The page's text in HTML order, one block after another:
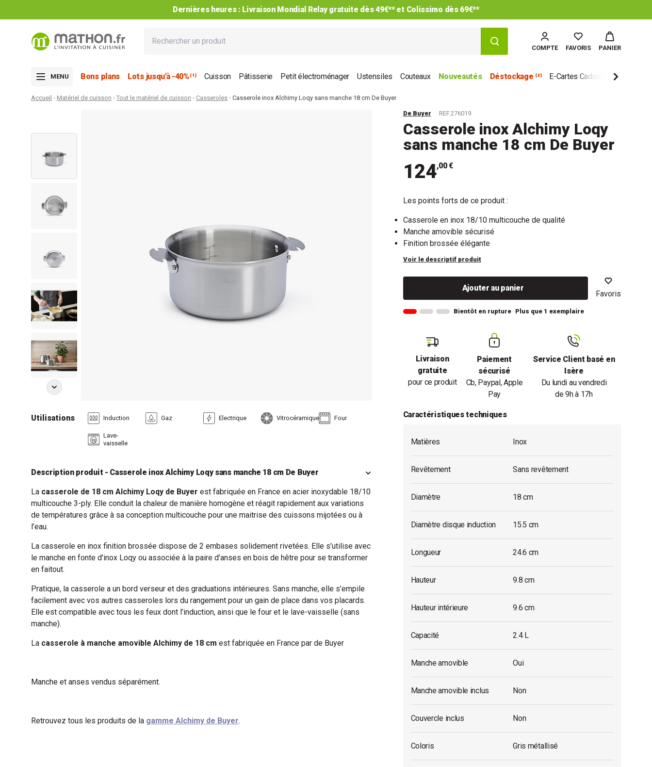
Dernières heures : Livraison Mondial Relay gratuite dès 49€** et Colissimo dès 69€**
COMPTE FAVORIS PANIER
MENU Bons plans Lots jusqu'à -40%⁽¹⁾ Cuisson Pâtisserie Petit électroménager Ustensiles Couteaux Nouveautés Déstockage ⁽²⁾ E-Cartes Cadeau Marques
Accueil Matériel de cuisson Tout le matériel de cuisson Casseroles Casserole inox Alchimy Loqy sans manche 18 cm De Buyer
De Buyer REF.276019
Casserole inox Alchimy Loqy
sans manche 18 cm De Buyer
124,00 €
Les points forts de ce produit :
Casserole en inox 18/10 multicouche de qualité
Manche amovible sécurisé
Finition brossée élégante
Voir le descriptif produit
Ajouter au panier
Favoris
Bientôt en rupture Plus que 1 exemplaire
Livraison
gratuite
pour ce produit
Paiement
sécurisé
Cb, Paypal, Apple
Pay
Service Client basé en
Isère
Du lundi au vendredi
de 9h à 17h
Caractéristiques techniques
Matières Inox
Revêtement Sans revêtement
Diamètre 18 cm
Diamètre disque induction 15.5 cm
Longueur 24.6 cm
Hauteur 9.8 cm
Hauteur intérieure 9.6 cm
Capacité 2.4 L
Manche amovible Oui
Manche amovible inclus Non
Couvercle inclus Non
Coloris Gris métallisé
Utilisations Induction Gaz Electrique Vitrocéramique Four
Lave-
vaisselle
Description produit - Casserole inox Alchimy Loqy sans manche 18 cm De Buyer
La casserole de 18 cm Alchimy Loqy de Buyer est fabriquée en France en acier inoxydable 18/10
multicouche 3-ply. Elle conduit la chaleur de manière homogène et réagit rapidement aux variations
de températures grâce à sa conception multicouche pour une maitrise des cuissons mijotées ou à
l’eau.
La casserole en inox finition brossée dispose de 2 embases solidement rivetées. Elle s’utilise avec
le manche en fonte d’inox Loqy ou associée à la paire d’anses en bois de hêtre pour se transformer
en faitout.
Pratique, la casserole a un bord verseur et des graduations intérieures. Sans manche, elle s’empile
facilement avec vos autres casseroles lors du rangement pour un gain de place dans vos placards.
Elle est compatible avec tous les feux dont l’induction, ainsi que le four et le lave-vaisselle (sans
manche).
La casserole à manche amovible Alchimy de 18 cm est fabriquée en France par de Buyer
Manche et anses vendus séparément.
Retrouvez tous les produits de la gamme Alchimy de Buyer.